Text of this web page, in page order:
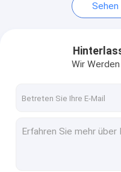
Kaltgewalztes
Edelstahlspule
Edelstahl-Streifen
Sehen
Wir